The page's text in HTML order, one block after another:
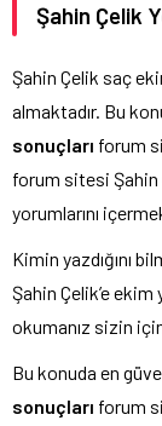
Şahin Çelik
Şahin Çelik saç
almaktadır. Bu
sonuçları forum
forum sitesi Şahin
yorumlarını
Kimin yazdığını
Şahin Çelik’e ekim
okumanız sizin
Bu konuda en
sonuçları forum